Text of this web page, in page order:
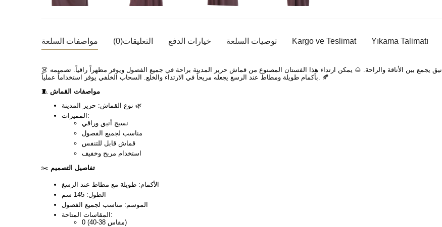
مواصفات السلعة التعليقات(0) خيارات الدفع توصيات السلعة Kargo ve Teslimat Yıkama Talimatı
👗 يجمع بين الأناقة والراحة. 🌰 يمكن ارتداء هذا الفستان المصنوع من قماش حرير المدينة براحة في جميع الفصول ويوفر مظهراً راقياً. تصميمه
بأكمام طويلة ومطاط عند الرسغ يجعله مريحاً في الارتداء والخلع. السحاب الخلفي يوفر استخداماً عملياً. 🍂
🧵 مواصفات القماش
نوع القماش: حرير المدينة 🌿
المميزات:
نسيج أنيق وراقي
مناسب لجميع الفصول
قماش قابل للتنفس
استخدام مريح وخفيف
✂️ تفاصيل التصميم
الأكمام: طويلة مع مطاط عند الرسغ
الطول: 145 سم
الموسم: مناسب لجميع الفصول
المقاسات المتاحة:
0 (مقاس 38-40)